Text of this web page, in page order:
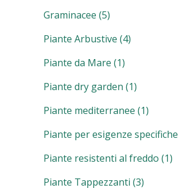
Graminacee (5)
Piante Arbustive (4)
Piante da Mare (1)
Piante dry garden (1)
Piante mediterranee (1)
Piante per esigenze specifiche
Piante resistenti al freddo (1)
Piante Tappezzanti (3)